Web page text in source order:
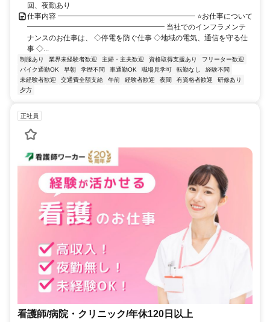
回、夜勤あり
仕事内容 ━━━━━━━━━━━━━━━━━━━ ⭐お仕事について
━━━━━━━━━━━━━━━━━━━ 当社でのインフラメンテ
ナンスのお仕事は、 ◇停電を防ぐ仕事 ◇地域の電気、通信を守る仕
事 ◇...
制服あり 業界未経験者歓迎 主婦・主夫歓迎 資格取得支援あり
フリーター歓迎
バイク通勤OK
早朝 学歴不問 車通勤OK 職場見学可 転勤なし
経験不問
未経験者歓迎
交通費全額支給 午前 経験者歓迎 夜間 有資格者歓迎
研修あり
夕方
正社員
看護師/病院・クリニック/年休120日以上